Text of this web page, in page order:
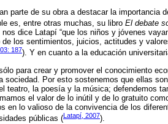
parte de su obra a destacar la importancia
es, entre otras muchas, su libro El debate
dice Latapí “que los niños y jóvenes
los sentimientos, juicios, actitudes y
187). Y en cuanto a la educación
para crear y promover el conocimiento
sociedad. Por esto sostenemos que ellas
teatro, la poesía y la música; defendemos
el valor de lo inútil y de lo gratuito
en lo valioso de la convivencia de los
públicas ( Latapí, 2007).